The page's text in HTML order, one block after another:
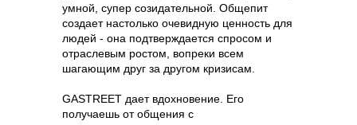
умной, супер созидательной. Общепит
создает настолько очевидную ценность для
людей - она подтверждается спросом и
отраслевым ростом, вопреки всем
шагающим друг за другом кризисам.
GASTREET дает вдохновение. Его
получаешь от общения с